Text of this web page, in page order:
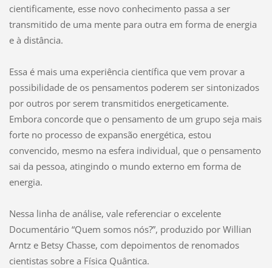
cientificamente, esse novo conhecimento passa a ser
transmitido de uma mente para outra em forma de energia
e à distância.
Essa é mais uma experiência científica que vem provar a
possibilidade de os pensamentos poderem ser sintonizados
por outros por serem transmitidos energeticamente.
Embora concorde que o pensamento de um grupo seja mais
forte no processo de expansão energética, estou
convencido, mesmo na esfera individual, que o pensamento
sai da pessoa, atingindo o mundo externo em forma de
energia.
Nessa linha de análise, vale referenciar o excelente
Documentário “Quem somos nós?”, produzido por Willian
Arntz e Betsy Chasse, com depoimentos de renomados
cientistas sobre a Física Quântica.